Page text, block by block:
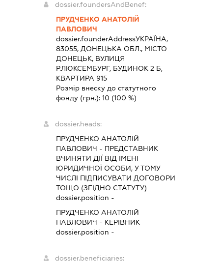
dossier.foundersAndBenef:
ПРУДЧЕНКО АНАТОЛІЙ
ПАВЛОВИЧ
dossier.founderAddressУКРАЇНА,
83055, ДОНЕЦЬКА ОБЛ., МІСТО
ДОНЕЦЬК, ВУЛИЦЯ
Р.ЛЮКСЕМБУРГ, БУДИНОК 2 Б,
КВАРТИРА 915
Розмір внеску до статутного
фонду (грн.): 10 (100 %)
dossier.heads:
ПРУДЧЕНКО АНАТОЛІЙ
ПАВЛОВИЧ - ПРЕДСТАВНИК
ВЧИНЯТИ ДІЇ ВІД ІМЕНІ
ЮРИДИЧНОЇ ОСОБИ, У ТОМУ
ЧИСЛІ ПІДПИСУВАТИ ДОГОВОРИ
ТОЩО (ЗГІДНО СТАТУТУ)
dossier.position -
ПРУДЧЕНКО АНАТОЛІЙ
ПАВЛОВИЧ - КЕРІВНИК
dossier.position -
dossier.beneficiaries: